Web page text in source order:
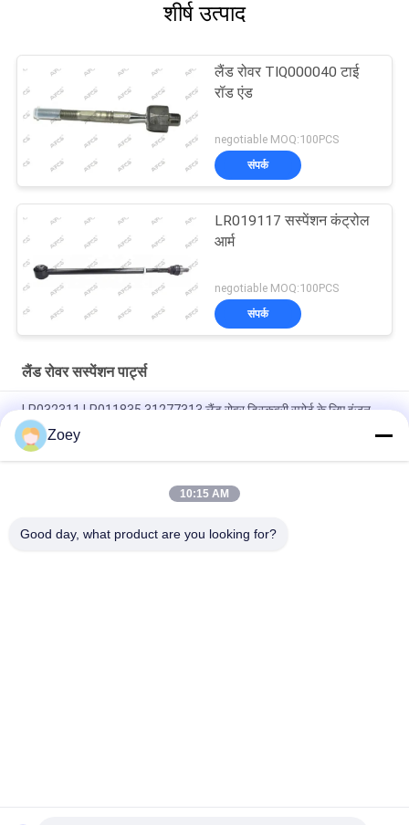
शीर्ष उत्पाद
लैंड रोवर TIQ000040 टाई
रॉड एंड
negotiable MOQ:100PCS
संपर्क
LR019117 सस्पेंशन कंट्रोल
आर्म
negotiable MOQ:100PCS
संपर्क
लैंड रोवर सस्पेंशन पार्ट्स
LR032311 LR011835 31277313 लैंड रोवर डिस्कवरी स्पोर्ट के लिए इंजन
माउंट
OEM LR092039 IAF500021 TRANSMISSION MOUNT FOR LAND
Zoey
10:15 AM
Good day, what product are you looking for?